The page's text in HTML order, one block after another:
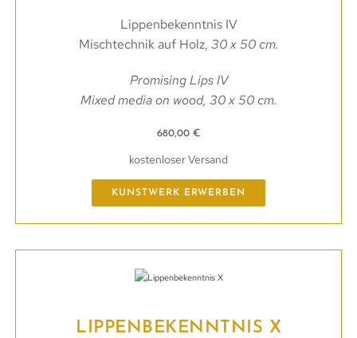
Lippenbekenntnis IV
Mischtechnik auf Holz, 30 x 50 cm.
Promising Lips IV
Mixed media on wood, 30 x 50 cm.
680,00 €
kostenloser Versand
KUNSTWERK ERWERBEN
LIPPENBEKENNTNIS X